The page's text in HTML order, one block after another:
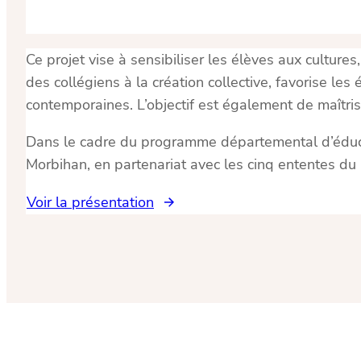
Ce projet vise à sensibiliser les élèves aux
des collégiens à la création collective, favorise
contemporaines. L’objectif est également de
Dans le cadre du programme départemental
Morbihan, en partenariat avec les cinq ententes
Voir la présentation